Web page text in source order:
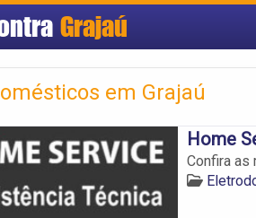
Grajaú
em Grajaú
Home
Confira as